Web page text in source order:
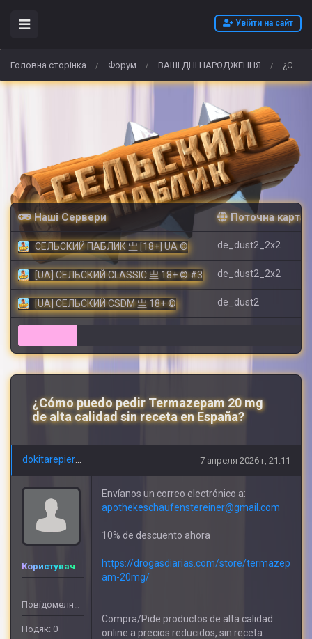
Увійти на сайт
Головна сторінка / Форум / ВАШІ ДНІ НАРОДЖЕННЯ / ¿Cómo puedo pedir Termazepam 20 mg de alta calidad sin receta en España?
Наші Сервери Поточна карта
СЕЛЬСКИЙ ПАБЛИК 亗 [18+] UA © de_dust2_2x2
[UA] СЕЛЬСКИЙ CLASSIC 亗 18+ © #3 de_dust2_2x2
[UA] СЕЛЬСКИЙ CSDM 亗 18+ © de_dust2
¿Cómo puedo pedir Termazepam 20 mg
de alta calidad sin receta en España?
7 апреля 2026 г, 21:11
Користувач
Повідомелнь: 609
Подяк: 0
Envíanos un correo electrónico a:
apothekeschaufenstereiner@gmail.com
10% de descuento ahora
https://drogasdiarias.com/store/termazep
am-20mg/
Compra/Pide productos de alta calidad
online a precios reducidos, sin receta.